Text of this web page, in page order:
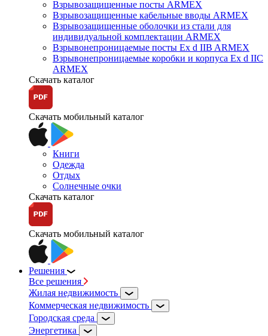
Взрывозащищенные посты ARMEX
Взрывозащищенные кабельные вводы ARMEX
Взрывозащищенные оболочки из стали для
индивидуальной комплектации ARMEX
Взрывонепроницаемые посты Ex d IIB ARMEX
Взрывонепроницаемые коробки и корпуса Ex d IIС
ARMEX
Скачать каталог
Скачать мобильный каталог
Книги
Одежда
Отдых
Солнечные очки
Скачать каталог
Скачать мобильный каталог
Решения
Все решения
Жилая недвижимость
Коммерческая недвижимость
Городская среда
Энергетика